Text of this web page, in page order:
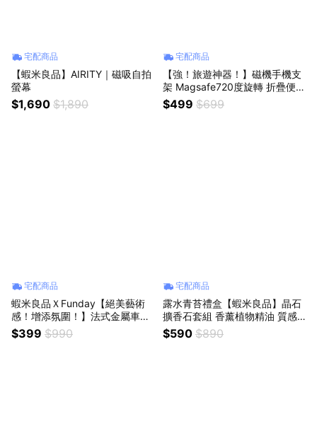
宅配商品
【蝦米良品】AIRITY｜磁吸自拍
螢幕
$1,690 $1,890
宅配商品
【強！旅遊神器！】磁機手機支
架 Magsafe720度旋轉 折疊便攜
收納 搭飛機/出國/高鐵/出差必備
追劇推薦
$499 $699
宅配商品
蝦米良品ＸFunday【絕美藝術
感！增添氛圍！】法式金屬車用
香氛禮盒 車用擴香 香薰精油 生
日/聖誕節交換禮物 送禮贈品
$399 $990
宅配商品
露水青苔禮盒【蝦米良品】晶石
擴香石套組 香薰植物精油 質感
玻璃擴香瓶 車用香氛石 聖誕節
交換禮物 生日禮物 情人節禮物
$590 $890